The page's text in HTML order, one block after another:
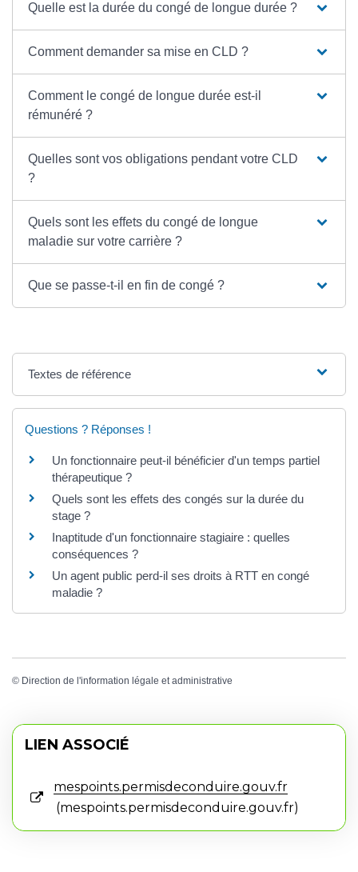
Quelle est la durée du congé de longue durée ?
Comment demander sa mise en CLD ?
Comment le congé de longue durée est-il
rémunéré ?
Quelles sont vos obligations pendant votre CLD
?
Quels sont les effets du congé de longue
maladie sur votre carrière ?
Que se passe-t-il en fin de congé ?
Textes de référence
Questions ? Réponses !
Un fonctionnaire peut-il bénéficier d'un temps partiel
thérapeutique ?
Quels sont les effets des congés sur la durée du
stage ?
Inaptitude d'un fonctionnaire stagiaire : quelles
conséquences ?
Un agent public perd-il ses droits à RTT en congé
maladie ?
© Direction de l'information légale et administrative
LIEN ASSOCIÉ
mespoints.permisdeconduire.gouv.fr
mespoints.permisdeconduire.gouv.fr